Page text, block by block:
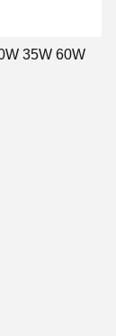
20W 35W 60W